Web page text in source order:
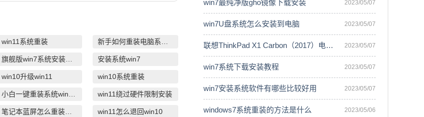
win11系统重装
旗舰版win7系统安装教程 安装系统win7
win10升级win11 win10系统重装
win11绕过硬件限制安装
笔记本蓝屏怎么重装系统 win11怎么退回win10
win7最纯净版gho镜像下载安装 2023/05/07
win7U盘系统怎么安装到电脑 2023/05/07
联想ThinkPad X1 Carbon（2017）电脑安 2023/05/07
win7系统下载安装教程 2023/05/07
win7安装系统软件有哪些比较好用 2023/05/07
windows7系统重装的方法是什么 2023/05/06